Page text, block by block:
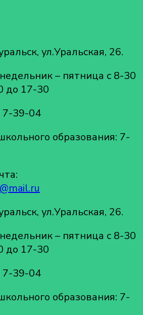
ул.Уральская, 26.
– пятница с 8-30
до 17-30
7-39-04
образования: 7-
ул.Уральская, 26.
– пятница с 8-30
до 17-30
7-39-04
образования: 7-